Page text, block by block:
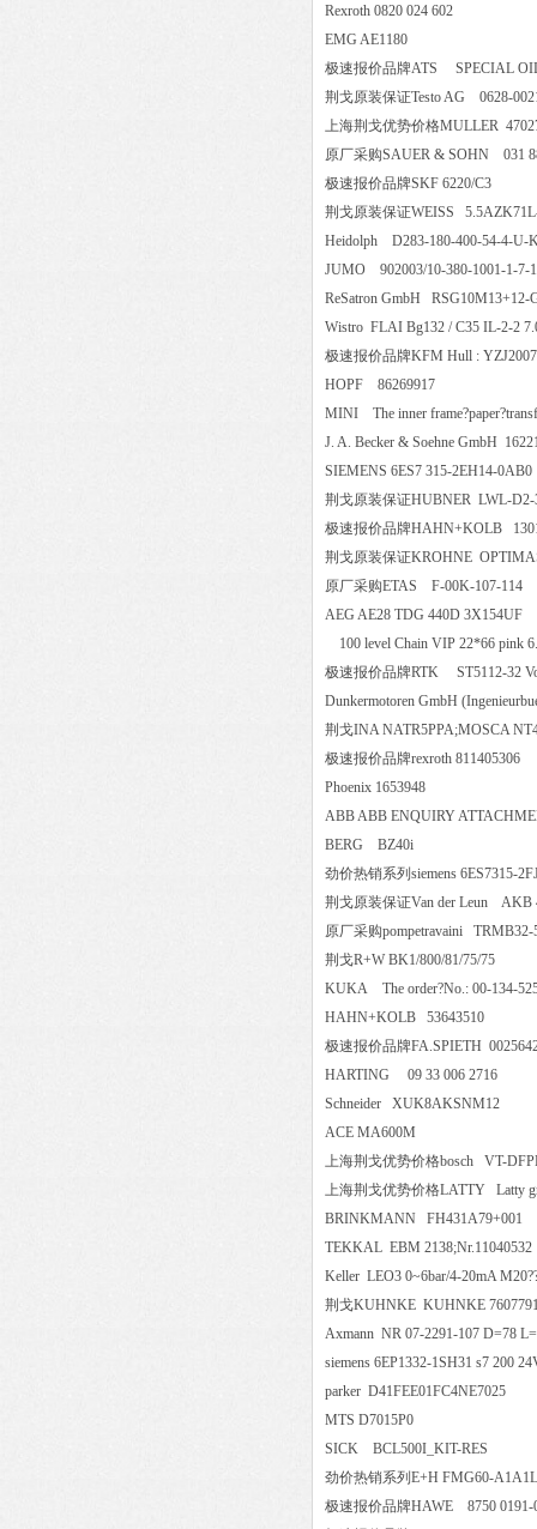
Rexroth 0820 024 602
EMG AE1180
极速报价品牌ATS SPECIAL
荆戈原装保证Testo AG
上海荆戈优势价格MULLER
原厂采购SAUER & SOHN
极速报价品牌SKF 6220/C3
荆戈原装保证WEISS
Heidolph D283-180-400-54-
JUMO 902003/10-380-1001-
ReSatron GmbH
Wistro FLAI Bg132 / C35 IL-
极速报价品牌KFM Hull :
HOPF 86269917
MINI The inner
J. A. Becker & Soehne GmbH
SIEMENS 6ES7 315-
荆戈原装保证HUBNER
极速报价品牌HAHN+KOLB
荆戈原装保证KROHNE
原厂采购ETAS F-00K-107-
AEG AE28 TDG 440D
100 level Chain VIP 22*66
极速报价品牌RTK ST5112-32
Dunkermotoren GmbH
荆戈INA
极速报价品牌rexroth
Phoenix 1653948
ABB ABB ENQUIRY
BERG BZ40i
劲价热销系列siemens
荆戈原装保证Van der Leun
原厂采购pompetravaini
荆戈R+W BK1/800/81/75/75
KUKA The order?No.: 00-
HAHN+KOLB 53643510
极速报价品牌FA.SPIETH
HARTING 09 33 006 2716
Schneider
ACE MA600M
上海荆戈优势价格bosch VT-
上海荆戈优势价格LATTY
BRINKMANN
TEKKAL EBM
Keller LEO3 0~6bar/4-20mA
荆戈KUHNKE KUHNKE
Axmann NR 07-2291-107
siemens 6EP1332-1SH31 s7
parker
MTS D7015P0
SICK BCL500I_KIT-RES
劲价热销系列E+H FMG60-
极速报价品牌HAWE 8750